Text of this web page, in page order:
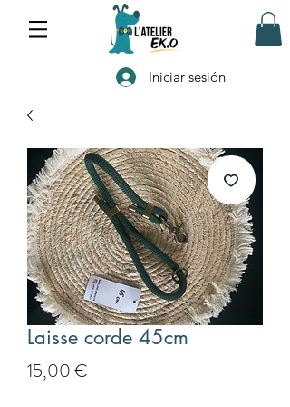
Iniciar sesión
Laisse corde 45cm
15,00 €